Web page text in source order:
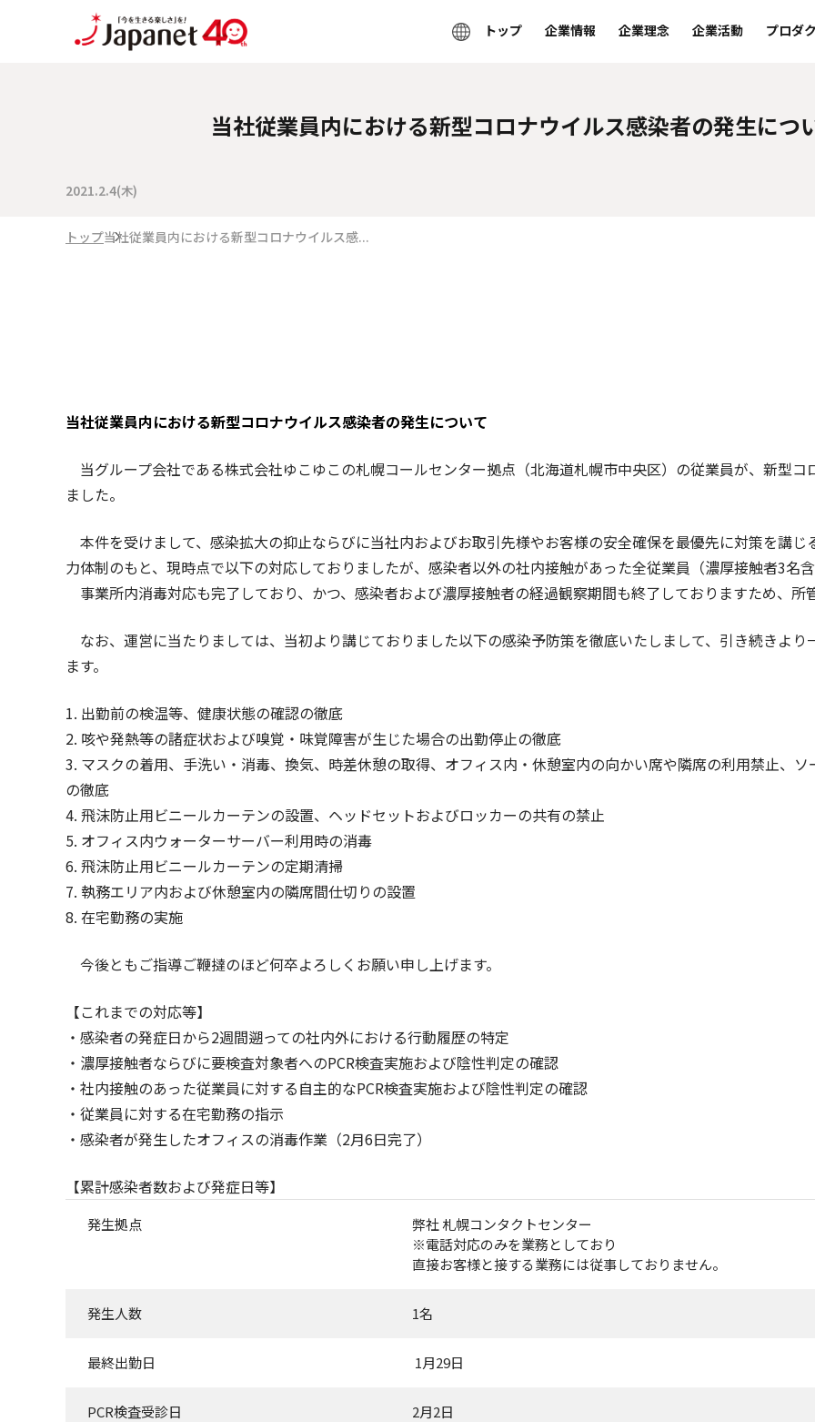
トップ 企業情報 企業理念 企業活動 プロダ
当社従業員内における新型コロナウイルス感染者の発生につ
2021.2.4(木)
トップ当社従業員内における新型コロナウイルス感...
当社従業員内における新型コロナウイルス感染者の発生について
当グループ会社である株式会社ゆこゆこの札幌コールセンター拠点（北海道札幌市中央区）の従業員が、新型
ました。
本件を受けまして、感染拡大の抑止ならびに当社内およびお取引先様やお客様の安全確保を最優先に対策を講
力体制のもと、現時点で以下の対応しておりましたが、感染者以外の社内接触があった全従業員（濃厚接触者3名
事業所内消毒対応も完了しており、かつ、感染者および濃厚接触者の経過観察期間も終了しておりますため、
なお、運営に当たりましては、当初より講じておりました以下の感染予防策を徹底いたしまして、引き続きよ
ます。
1. 出勤前の検温等、健康状態の確認の徹底
2. 咳や発熱等の諸症状および嗅覚・味覚障害が生じた場合の出勤停止の徹底
3. マスクの着用、手洗い・消毒、換気、時差休憩の取得、オフィス内・休憩室内の向かい席や隣席の利用禁止、
の徹底
4. 飛沫防止用ビニールカーテンの設置、ヘッドセットおよびロッカーの共有の禁止
5. オフィス内ウォーターサーバー利用時の消毒
6. 飛沫防止用ビニールカーテンの定期清掃
7. 執務エリア内および休憩室内の隣席間仕切りの設置
8. 在宅勤務の実施
今後ともご指導ご鞭撻のほど何卒よろしくお願い申し上げます。
【これまでの対応等】
・感染者の発症日から2週間遡っての社内外における行動履歴の特定
・濃厚接触者ならびに要検査対象者へのPCR検査実施および陰性判定の確認
・社内接触のあった従業員に対する自主的なPCR検査実施および陰性判定の確認
・従業員に対する在宅勤務の指示
・感染者が発生したオフィスの消毒作業（2月6日完了）
【累計感染者数および発症日等】
発生拠点
弊社 札幌コンタクトセンター
※電話対応のみを業務としており
直接お客様と接する業務には従事しておりません。
発生人数 1名
最終出勤日 1月29日
PCR検査受診日 2月2日